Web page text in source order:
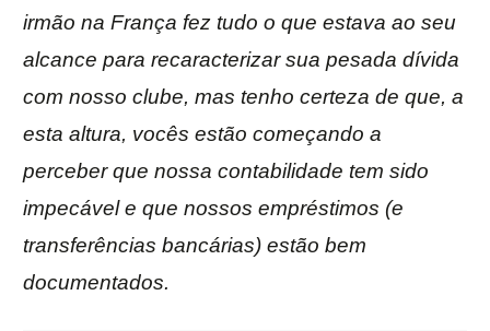
irmão na França fez tudo o que estava ao seu
alcance para recaracterizar sua pesada dívida
com nosso clube, mas tenho certeza de que, a
esta altura, vocês estão começando a
perceber que nossa contabilidade tem sido
impecável e que nossos empréstimos (e
transferências bancárias) estão bem
documentados.